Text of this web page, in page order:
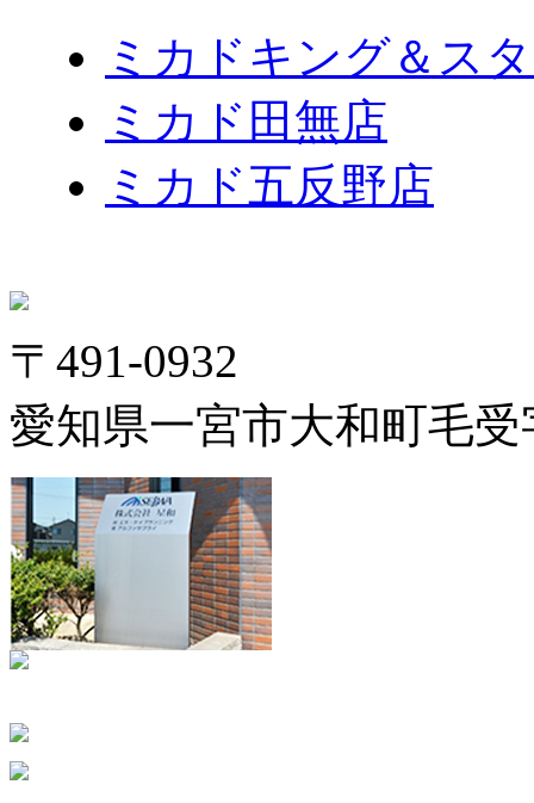
ミカドキング＆ス
ミカド田無店
ミカド五反野店
〒491-0932
愛知県一宮市大和町毛受